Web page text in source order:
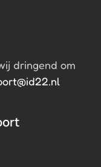
dringend om